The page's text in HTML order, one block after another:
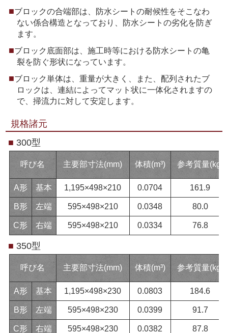
ブロックの合端部は、防水シートの耐候性をそこなわ
ない係合構造となっており、防水シートの劣化を防ぎ
ます。
ブロック底面部は、施工時等における防水シートの亀
裂を防ぐ形状になっています。
ブロック単体は、重量が大きく、また、配列されたブ
ロックは、連結によってマット状に一体化されますの
で、掃流力に対して安定します。
規格諸元
■ 300型
呼び名 主要部寸法(mm) 体積(m³) 参考質量(kg)
A形 基本 1,195×498×210 0.0704 161.9
B形 左端 595×498×210 0.0348 80.0
C形 右端 595×498×210 0.0334 76.8
■ 350型
呼び名 主要部寸法(mm) 体積(m³) 参考質量(kg)
A形 基本 1,195×498×230 0.0803 184.6
B形 左端 595×498×230 0.0399 91.7
C形 右端 595×498×230 0.0382 87.8